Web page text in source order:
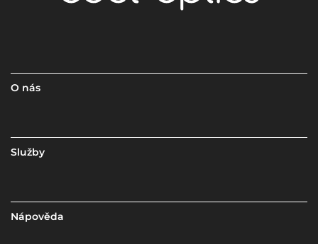
O nás
Služby
Nápověda